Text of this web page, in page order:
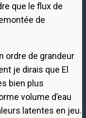
que le flux de
de
ordre de grandeur
je dirais que El
bien plus
volume d’eau
latentes en jeu.